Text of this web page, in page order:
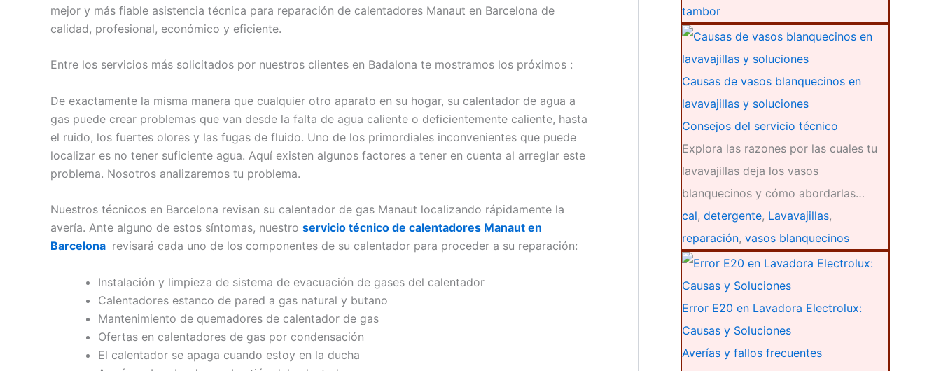
mejor y más fiable asistencia técnica para reparación de calentadores Manaut en Barcelona de
calidad, profesional, económico y eficiente.
Entre los servicios más solicitados por nuestros clientes en Badalona te mostramos los próximos :
De exactamente la misma manera que cualquier otro aparato en su hogar, su calentador de agua a
gas puede crear problemas que van desde la falta de agua caliente o deficientemente caliente, hasta
el ruido, los fuertes olores y las fugas de fluido. Uno de los primordiales inconvenientes que puede
localizar es no tener suficiente agua. Aquí existen algunos factores a tener en cuenta al arreglar este
problema. Nosotros analizaremos tu problema.
Nuestros técnicos en Barcelona revisan su calentador de gas Manaut localizando rápidamente la
avería. Ante alguno de estos síntomas, nuestro servicio técnico de calentadores Manaut en
Barcelona revisará cada uno de los componentes de su calentador para proceder a su reparación:
Instalación y limpieza de sistema de evacuación de gases del calentador
Calentadores estanco de pared a gas natural y butano
Mantenimiento de quemadores de calentador de gas
Ofertas en calentadores de gas por condensación
El calentador se apaga cuando estoy en la ducha
tambor
Causas de vasos blanquecinos en
lavavajillas y soluciones
Consejos del servicio técnico
Explora las razones por las cuales tu
lavavajillas deja los vasos
blanquecinos y cómo abordarlas…
cal, detergente, Lavavajillas,
reparación, vasos blanquecinos
Error E20 en Lavadora Electrolux:
Causas y Soluciones
Averías y fallos frecuentes